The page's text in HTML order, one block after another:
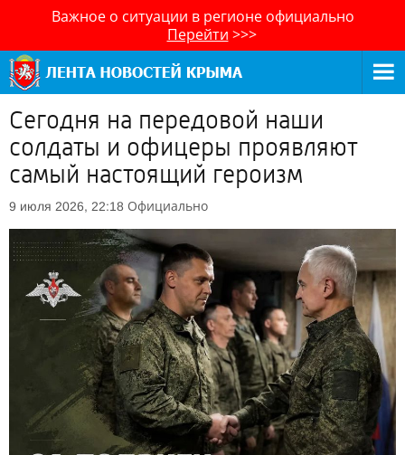
Важное о ситуации в регионе официально
Перейти >>>
Сегодня на передовой наши
солдаты и офицеры проявляют
самый настоящий героизм
9 июля 2026, 22:18 Официально